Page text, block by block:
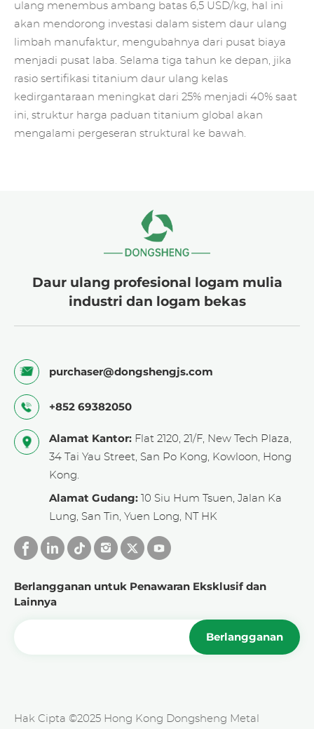
ulang menembus ambang batas 6,5 USD/kg, hal ini
akan mendorong investasi dalam sistem daur ulang
limbah manufaktur, mengubahnya dari pusat biaya
menjadi pusat laba. Selama tiga tahun ke depan, jika
rasio sertifikasi titanium daur ulang kelas
kedirgantaraan meningkat dari 25% menjadi 40% saat
ini, struktur harga paduan titanium global akan
mengalami pergeseran struktural ke bawah.
Daur ulang profesional logam mulia
industri dan logam bekas
purchaser@dongshengjs.com
+852 69382050
Alamat Kantor: Flat 2120, 21/F, New Tech Plaza,
34 Tai Yau Street, San Po Kong, Kowloon, Hong
Kong.
Alamat Gudang: 10 Siu Hum Tsuen, Jalan Ka
Lung, San Tin, Yuen Long, NT HK
Berlangganan untuk Penawaran Eksklusif dan
Lainnya
Berlangganan
Hak Cipta ©2025 Hong Kong Dongsheng Metal